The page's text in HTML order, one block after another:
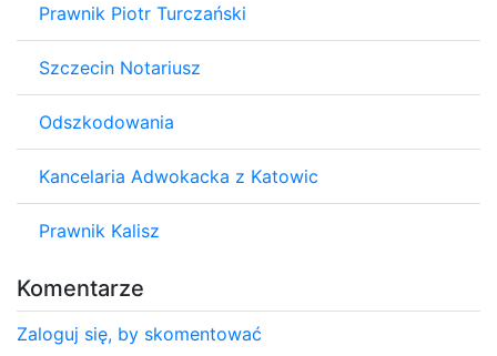
Prawnik Piotr Turczański
Szczecin Notariusz
Odszkodowania
Kancelaria Adwokacka z Katowic
Prawnik Kalisz
Komentarze
Zaloguj się, by skomentować